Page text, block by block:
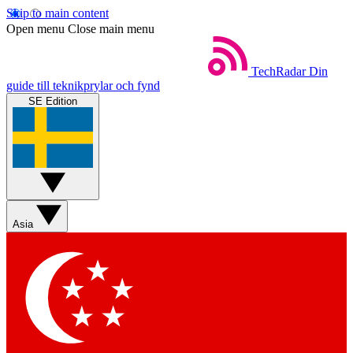
Skip to main content
Open menu Close main menu
TechRadar Din
guide till teknikprylar och fynd
SE Edition
Asia